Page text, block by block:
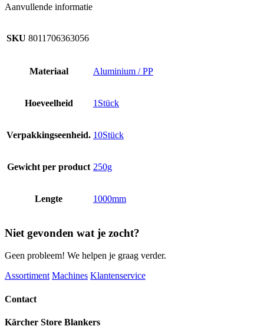
Aanvullende informatie
SKU 8011706363056
Materiaal Aluminium / PP
Hoeveelheid 1Stück
Verpakkingseenheid. 10Stück
Gewicht per product 250g
Lengte 1000mm
Niet gevonden wat je zocht?
Geen probleem! We helpen je graag verder.
Assortiment Machines Klantenservice
Contact
Kärcher Store Blankers